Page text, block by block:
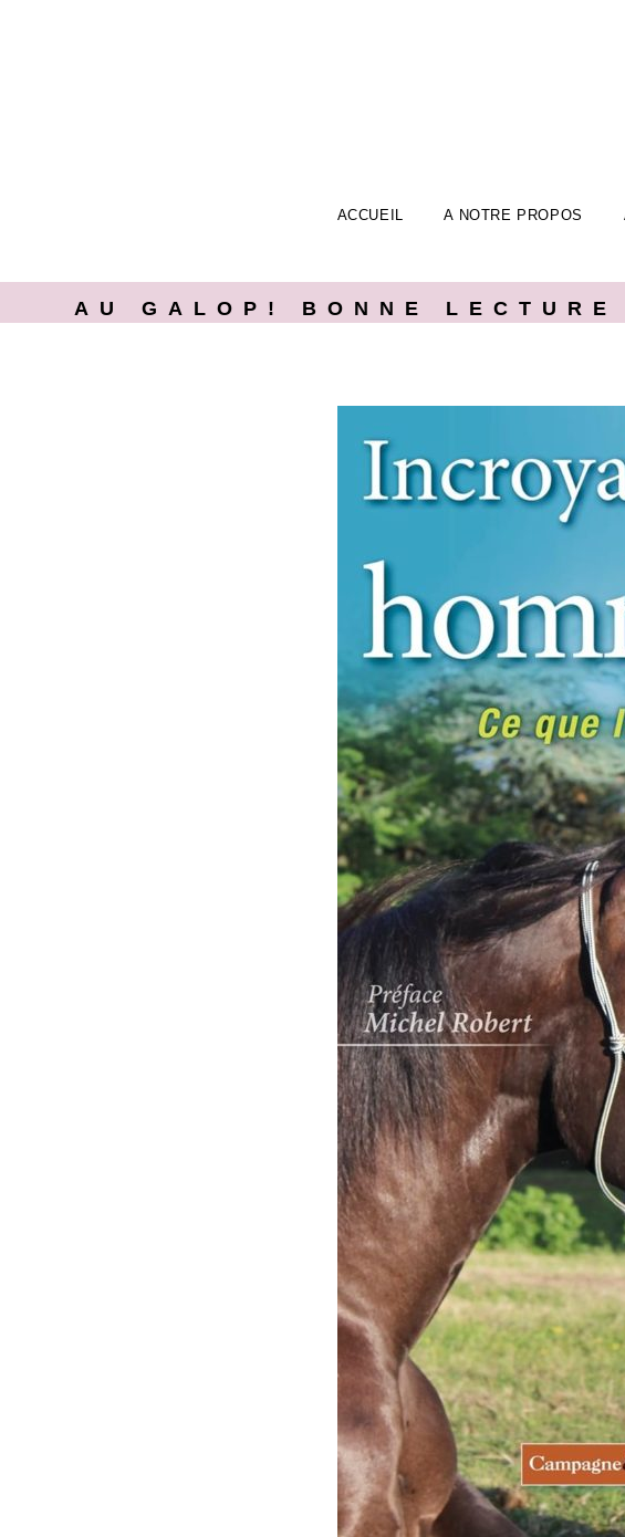
ACCUEIL A NOTRE PROPOS
AU GALOP! BONNE LECTURE